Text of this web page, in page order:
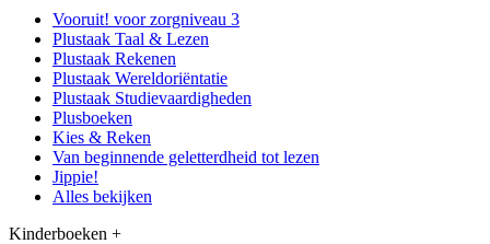
Vooruit! voor zorgniveau 3
Plustaak Taal & Lezen
Plustaak Rekenen
Plustaak Wereldoriëntatie
Plustaak Studievaardigheden
Plusboeken
Kies & Reken
Van beginnende geletterdheid tot lezen
Jippie!
Alles bekijken
Kinderboeken +